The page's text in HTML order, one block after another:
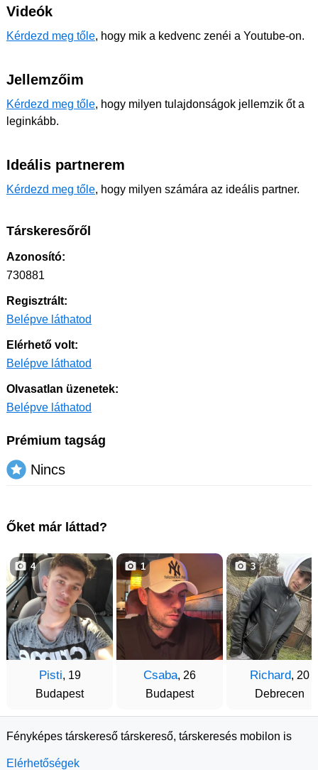
Videók
Kérdezd meg tőle, hogy mik a kedvenc zenéi a Youtube-on.
Jellemzőim
Kérdezd meg tőle, hogy milyen tulajdonságok jellemzik őt a
leginkább.
Ideális partnerem
Kérdezd meg tőle, hogy milyen számára az ideális partner.
Társkeresőről
Azonosító:
730881
Regisztrált:
Belépve láthatod
Elérhető volt:
Belépve láthatod
Olvasatlan üzenetek:
Belépve láthatod
Prémium tagság
Nincs
Őket már láttad?
Pisti, 19
Budapest
4
Csaba, 26
Budapest
1
Richard, 20
Debrecen
3
Fényképes társkereső társkereső, társkeresés mobilon is
Elérhetőségek